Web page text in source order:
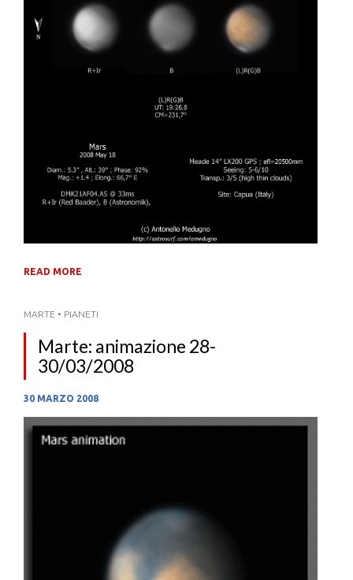
READ MORE
MARTE • PIANETI
Marte: animazione 28-
30/03/2008
30 MARZO 2008